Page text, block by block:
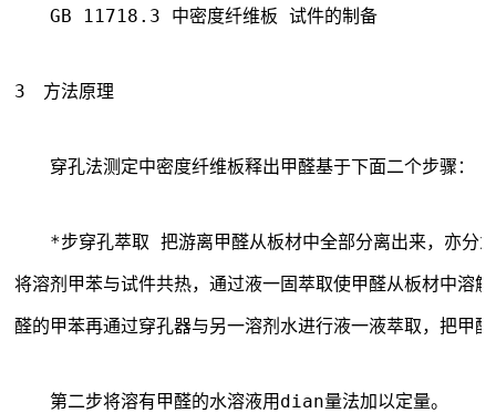
GB 11718.3 中密度纤维板 试件的制备
3　方法原理
穿孔法测定中密度纤维板释出甲醛基于下面二个步骤：
*步穿孔萃取 把游离甲醛从板材中全部分离出来，亦分
将溶剂甲苯与试件共热，通过液一固萃取使甲醛从板材中溶
醛的甲苯再通过穿孔器与另一溶剂水进行液一液萃取，把甲
第二步将溶有甲醛的水溶液用dian量法加以定量。